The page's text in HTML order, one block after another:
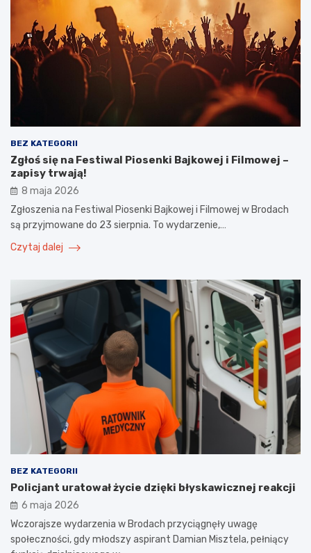
BEZ KATEGORII
Zgłoś się na Festiwal Piosenki Bajkowej i Filmowej –
zapisy trwają!
8 maja 2026
Zgłoszenia na Festiwal Piosenki Bajkowej i Filmowej w Brodach
są przyjmowane do 23 sierpnia. To wydarzenie,…
Czytaj dalej
BEZ KATEGORII
Policjant uratował życie dzięki błyskawicznej reakcji
6 maja 2026
Wczorajsze wydarzenia w Brodach przyciągnęły uwagę
społeczności, gdy młodszy aspirant Damian Misztela, pełniący